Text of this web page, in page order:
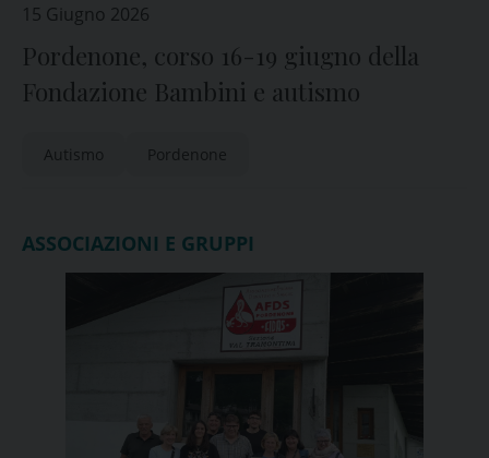
15 Giugno 2026
Pordenone, corso 16-19 giugno della
Fondazione Bambini e autismo
Autismo Pordenone
ASSOCIAZIONI E GRUPPI